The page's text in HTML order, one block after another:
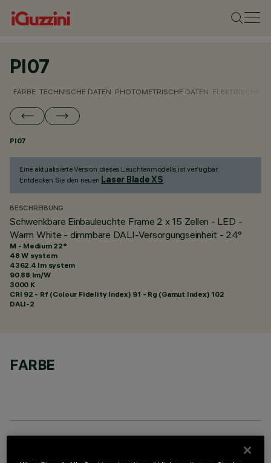
PI07
FARBE TECHNISCHE DATEN PHOTOMETRISCHE DATEN ELEKTRISCHE
PI07
Eine aktualisierte Version dieses Leuchtenmodells ist verfügbar:
Entdecken Sie den neuen Laser Blade XS.
BESCHREIBUNG
Schwenkbare Einbauleuchte Frame 2 x 15 Zellen - LED -
Warm White - dimmbare DALI-Versorgungseinheit - 24°
M - Medium 22°
48 W system
4362.4 lm system
90.88 lm/W
3000 K
CRI 92 - Rf (Colour Fidelity Index) 91 - Rg (Gamut Index) 102
DALI-2
FARBE